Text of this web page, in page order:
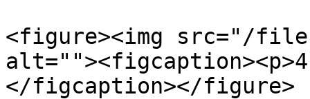
<figure><img src="/files/
</figcaption></figure>